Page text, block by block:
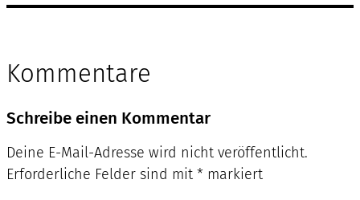
Kommentare
Schreibe einen Kommentar
Deine E-Mail-Adresse wird nicht veröffentlicht.
Erforderliche Felder sind mit * markiert